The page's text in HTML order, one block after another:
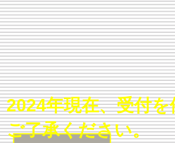
2024年現在、受付
​ご了承ください。